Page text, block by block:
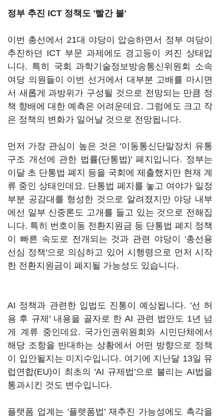
정부 추진 ICT 정책도 '빨간 불'
이번 총선에서 21대 야당이 압승하면서 정부 여당이
추진하던 ICT 부문 과제에도 경고등이 켜진 상태입
니다. 특히 국회 과학기술정보방송통신위원회 소속
여당 의원들이 이번 선거에서 대부분 고배를 마시면
서 새롭게 과방위가 구성될 것으로 전망되는 만큼 정
책 향배에 대한 예측은 어려운데요. 그럼에도 크고 작
은 정책의 변화가 일어날 것으로 전망됩니다.
먼저 가장 관심이 높은 것은 '이동통신단말장치 유통
구조 개선에 관한 법률(단통법)'폐지입니다. 정부는
이달 초 단통법 폐지 등을 국회에 제출했지만 현재 계
류 중인 상태인데요. 단통법 폐지를 놓고 여야가 일정
부분 공감대를 형성한 것으로 알려졌지만 야당 내부
에선 일부 신중론도 고개를 들고 있는 것으로 전해집
니다. 특히 번호이동 전환지원금 등 단통법 폐지 정책
이 빠른 속도로 전개되는 것과 관련 야당이 '총선용
선심 정책'으로 의심하고 있어 시행령으로 먼저 시작
한 전환지원금이 폐지될 가능성도 있습니다.
AI 정책과 관련한 입법도 진통이 예상됩니다. '선 허
용 후 규제' 내용을 골자로 한AI 관련 법안도 1년 넘
게 계류 중인데요. 국가인권위원회와 시민단체에서
해당 조항을 반대하는 상황에서 어떤 방향으로 정책
이 입안될지는 미지수입니다. 여기에 지난달 13일 유
럽연합(EU)이 최초의 'AI 규제법'으로 불리는 AI법을
통과시킨 것도 변수입니다.
플랫폼 업계는 '플랫폼법' 재추진 가능성에도 촉각을